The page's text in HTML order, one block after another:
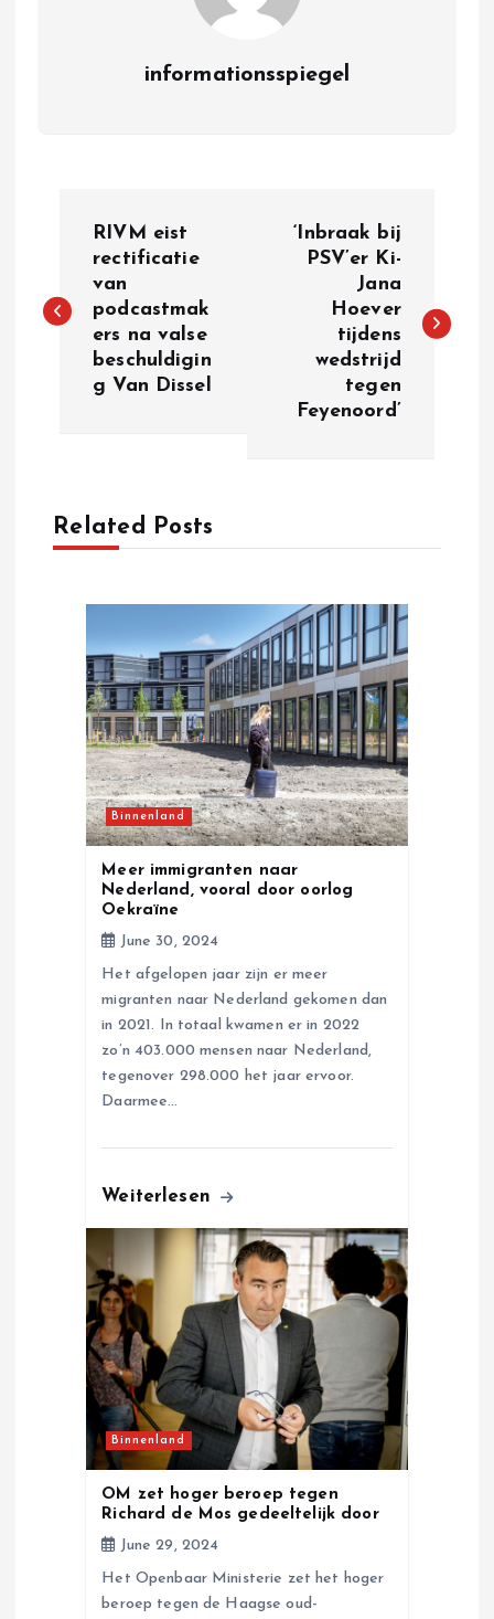
informationsspiegel
s
v
RIVM eist
rectificatie
van
podcastmak
ers na valse
beschuldigin
g Van Dissel
‘Inbraak bij
PSV’er Ki-
Jana
Hoever
tijdens
wedstrijd
tegen
Feyenoord’
Related Posts
Binnenland
Meer immigranten naar
Nederland, vooral door oorlog
Oekraïne
June 30, 2024
Het afgelopen jaar zijn er meer
migranten naar Nederland gekomen dan
in 2021. In totaal kwamen er in 2022
zo’n 403.000 mensen naar Nederland,
tegenover 298.000 het jaar ervoor.
Daarmee…
Weiterlesen
Binnenland
OM zet hoger beroep tegen
Richard de Mos gedeeltelijk door
June 29, 2024
Het Openbaar Ministerie zet het hoger
beroep tegen de Haagse oud-